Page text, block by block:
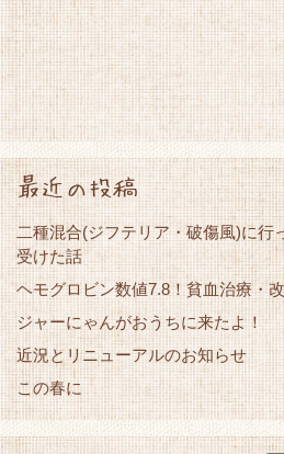
最近の投稿
二種混合(ジフテリア・破傷風)に行
受けた話
ヘモグロビン数値7.8！貧血治療・
ジャーにゃんがおうちに来たよ！
近況とリニューアルのお知らせ
この春に